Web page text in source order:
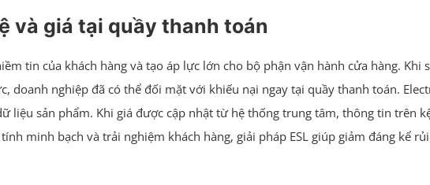
và giá tại quầy thanh toán
tin của khách hàng và tạo áp lực lớn cho bộ phận vận hành cửa hàng.
doanh nghiệp đã có thể đối mặt với khiếu nại ngay tại quầy thanh toán.
liệu sản phẩm. Khi giá được cập nhật từ hệ thống trung tâm, thông tin trên
minh bạch và trải nghiệm khách hàng, giải pháp ESL giúp giảm đáng kể